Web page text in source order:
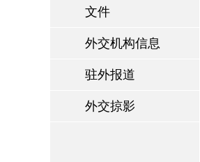
文件
外交机构信息
驻外报道
外交掠影